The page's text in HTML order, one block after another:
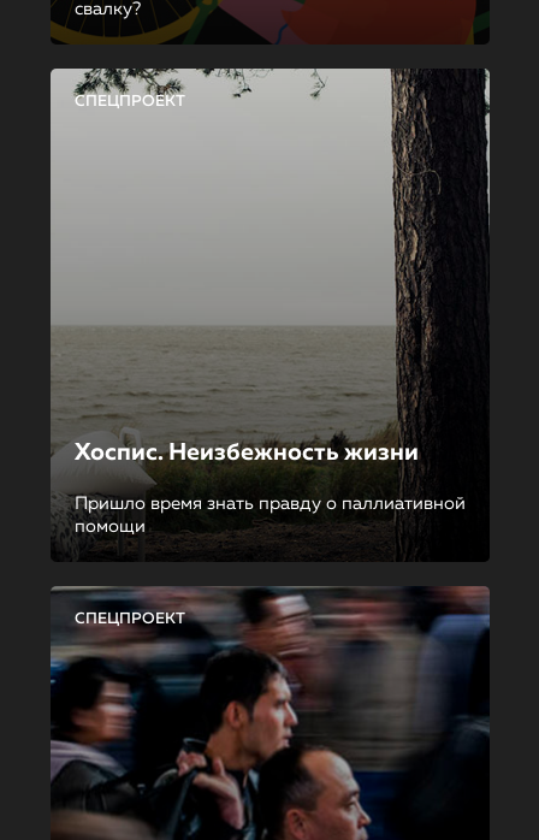
свалку?
СПЕЦПРОЕКТ
Хоспис. Неизбежность жизни
Пришло время знать правду о паллиативной
помощи
СПЕЦПРОЕКТ